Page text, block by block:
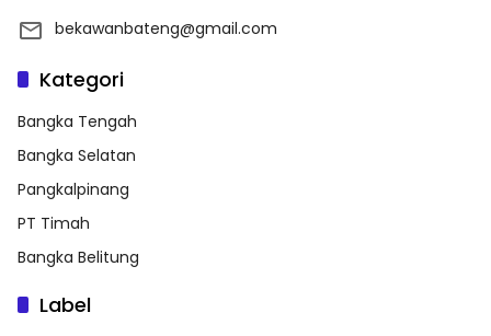
bekawanbateng@gmail.com
Kategori
Bangka Tengah
Bangka Selatan
Pangkalpinang
PT Timah
Bangka Belitung
Label